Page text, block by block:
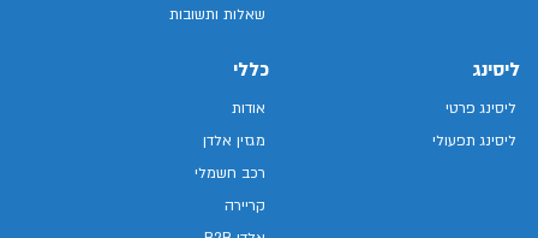
שאלות ותשובות
ליסינג
ליסינג פרטי
ליסינג תפעולי
כללי
אודות
מגזין אלדן
רכב חשמלי
קריירה